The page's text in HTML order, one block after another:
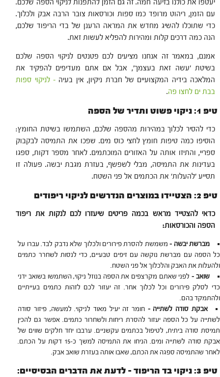
יעטפו את כולנו בזיעה חמה. זה גם הזמן להתפנות לניקוי הספה שלכם.
עם הזמן, ריהוט מרופד כמו ספות וכורסאות צובר הרבה אבק ולכלוך.
כדי שתוכלו להשיג מחדש את המראה הרענן של בדי הריפוד שלכם,
הנה כמה דרכים קלות ומהירות להפליא לעשות זאת.
אמנם, במאמר זה אנחנו מציעים לכם פטנטים לניקוי הספה שלכם
בשיטת ׳עשה זאת בעצמך׳, אבל אם אתם מעדיפים להפקיד את
המלאכה בידיה המקצועיים של חברת ניקיון, אין בעיה – לניקוי ספות
בבת ים לחצו פה.
טיפ 1: ניקוי פשוט ותדיר של הספה
כדי להסיר לכלוך במהירות מהספה שלכם, השתמשו בשיטת החומץ:
הוסיפו כמה טיפות חומץ לחצי כוס מים. שפכו את התמיסה לבקבוק
ספריי, והתיזו אותה על האזורים המוכתמים. לאחר מספר דקות, ספגו
בעדינות את התמיסה, מבלי לשפשף, בעזרת מגבת יבשה. פעולה זו
תסייע ׳להעלות׳ את הכתמים אל פני השטח.
טיפ 2: הצטיידו במוצרים הנדרשים לניקוי ריפודים
כדאי להצטייד מראש בכמה פריטים שיעזרו לכם לנקות את ריפוד
הספה והכורסאות:
מברשת יבשה –משמשת להסרת פירורים ולכלוך שלא נדבק לבד. עברו על
כל הספה עם מברשת נוקשה עם זיפים טבעיים, כדי לנסות לשחרר כתמים
ולהעלות את האבק והלכלוך אל פני השטח.
שואב –לפני שאתם מקרצפים את הספה בנוזל ניקוי, השתמשו בשואב ידני
כדי לסלק פירורים וכל לכלוך אחר. זה יעזור לכם לזהות כתמים בעייתיים
ולהתמקד בהם.
אבקת סודה לשתייה – חומר זה יעיל מאוד לניקוי. למעשה, פיזור סודה
לשתייה על כל הספה יעזור להסרת ריחות ולשחרור כתמים. אפשר גם להכין
תמיסת סודה ביתית, לטיפול בכתמים עקשניים. ערבבו יחד חלקים שווים של
אבקת סודה לשתייה ומים. הניחו את התמיסה למשך כ-15 דקות על הכתם.
לאחר שהתמיסה ספגה את הכתם, שאבו אותה בעזרת שואב אבק.
טיפ 3: ניקוי בד הריפוד – לדעת את הדברים הבסיסיים: